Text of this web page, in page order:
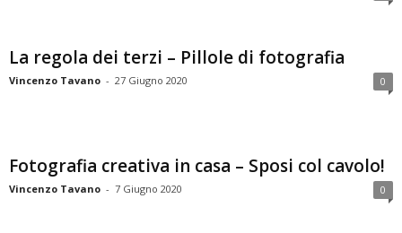
La regola dei terzi – Pillole di fotografia
Vincenzo Tavano - 27 Giugno 2020 0
Fotografia creativa in casa – Sposi col cavolo!
Vincenzo Tavano - 7 Giugno 2020 0